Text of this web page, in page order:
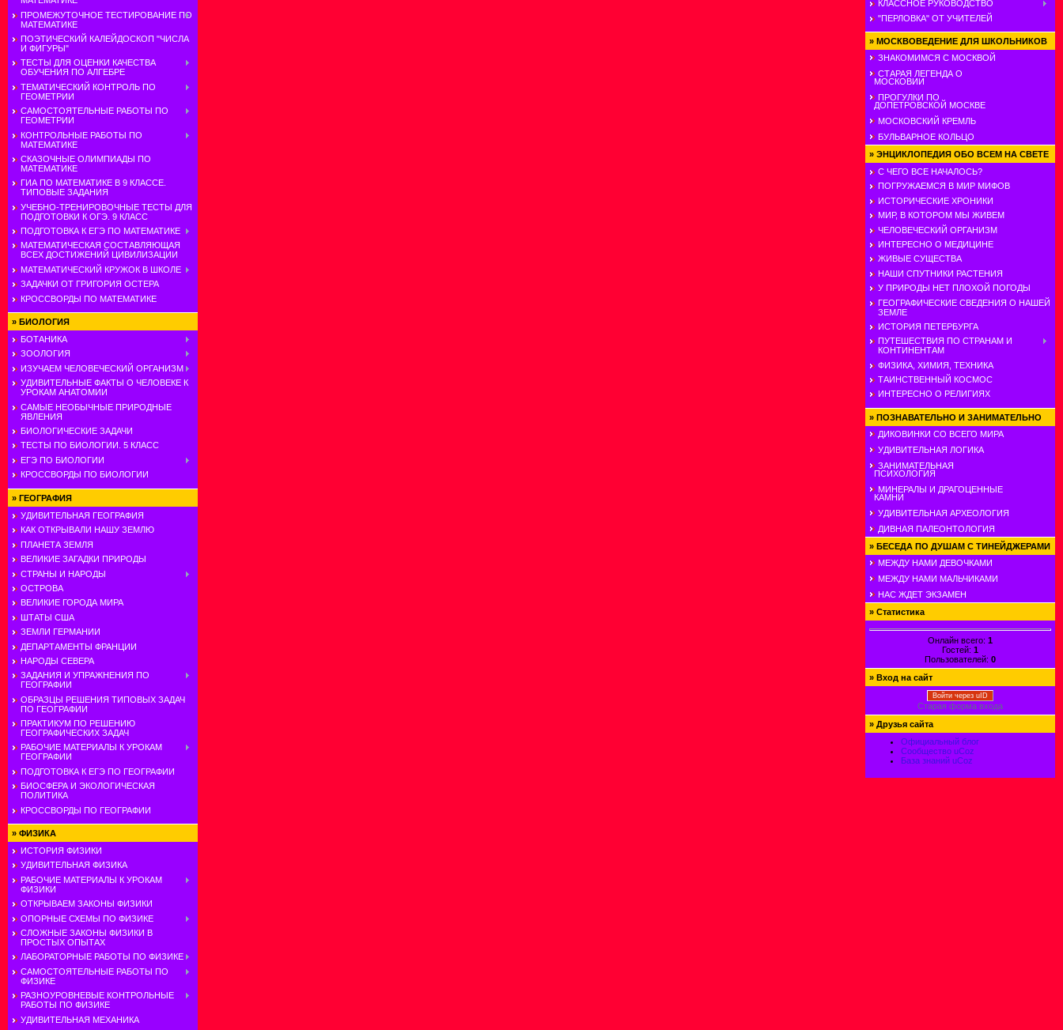
ПРОМЕЖУТОЧНОЕ ТЕСТИРОВАНИЕ ПО
МАТЕМАТИКЕ
ПОЭТИЧЕСКИЙ КАЛЕЙДОСКОП "ЧИСЛА
И ФИГУРЫ"
ТЕСТЫ ДЛЯ ОЦЕНКИ КАЧЕСТВА
ОБУЧЕНИЯ ПО АЛГЕБРЕ
ТЕМАТИЧЕСКИЙ КОНТРОЛЬ ПО
ГЕОМЕТРИИ
САМОСТОЯТЕЛЬНЫЕ РАБОТЫ ПО
ГЕОМЕТРИИ
КОНТРОЛЬНЫЕ РАБОТЫ ПО
МАТЕМАТИКЕ
СКАЗОЧНЫЕ ОЛИМПИАДЫ ПО
МАТЕМАТИКЕ
ГИА ПО МАТЕМАТИКЕ В 9 КЛАССЕ.
ТИПОВЫЕ ЗАДАНИЯ
УЧЕБНО-ТРЕНИРОВОЧНЫЕ ТЕСТЫ ДЛЯ
ПОДГОТОВКИ К ОГЭ. 9 КЛАСС
ПОДГОТОВКА К ЕГЭ ПО МАТЕМАТИКЕ
МАТЕМАТИЧЕСКАЯ СОСТАВЛЯЮЩАЯ
ВСЕХ ДОСТИЖЕНИЙ ЦИВИЛИЗАЦИИ
МАТЕМАТИЧЕСКИЙ КРУЖОК В ШКОЛЕ
ЗАДАЧКИ ОТ ГРИГОРИЯ ОСТЕРА
КРОССВОРДЫ ПО МАТЕМАТИКЕ
» БИОЛОГИЯ
БОТАНИКА
ЗООЛОГИЯ
ИЗУЧАЕМ ЧЕЛОВЕЧЕСКИЙ ОРГАНИЗМ
УДИВИТЕЛЬНЫЕ ФАКТЫ О ЧЕЛОВЕКЕ К
УРОКАМ АНАТОМИИ
САМЫЕ НЕОБЫЧНЫЕ ПРИРОДНЫЕ
ЯВЛЕНИЯ
БИОЛОГИЧЕСКИЕ ЗАДАЧИ
ТЕСТЫ ПО БИОЛОГИИ. 5 КЛАСС
ЕГЭ ПО БИОЛОГИИ
КРОССВОРДЫ ПО БИОЛОГИИ
» ГЕОГРАФИЯ
УДИВИТЕЛЬНАЯ ГЕОГРАФИЯ
КАК ОТКРЫВАЛИ НАШУ ЗЕМЛЮ
ПЛАНЕТА ЗЕМЛЯ
ВЕЛИКИЕ ЗАГАДКИ ПРИРОДЫ
СТРАНЫ И НАРОДЫ
ОСТРОВА
ВЕЛИКИЕ ГОРОДА МИРА
ШТАТЫ США
ЗЕМЛИ ГЕРМАНИИ
ДЕПАРТАМЕНТЫ ФРАНЦИИ
НАРОДЫ СЕВЕРА
ЗАДАНИЯ И УПРАЖНЕНИЯ ПО
ГЕОГРАФИИ
ОБРАЗЦЫ РЕШЕНИЯ ТИПОВЫХ ЗАДАЧ
ПО ГЕОГРАФИИ
ПРАКТИКУМ ПО РЕШЕНИЮ
ГЕОГРАФИЧЕСКИХ ЗАДАЧ
РАБОЧИЕ МАТЕРИАЛЫ К УРОКАМ
ГЕОГРАФИИ
ПОДГОТОВКА К ЕГЭ ПО ГЕОГРАФИИ
БИОСФЕРА И ЭКОЛОГИЧЕСКАЯ
ПОЛИТИКА
КРОССВОРДЫ ПО ГЕОГРАФИИ
» ФИЗИКА
ИСТОРИЯ ФИЗИКИ
УДИВИТЕЛЬНАЯ ФИЗИКА
РАБОЧИЕ МАТЕРИАЛЫ К УРОКАМ
ФИЗИКИ
ОТКРЫВАЕМ ЗАКОНЫ ФИЗИКИ
ОПОРНЫЕ СХЕМЫ ПО ФИЗИКЕ
СЛОЖНЫЕ ЗАКОНЫ ФИЗИКИ В
ПРОСТЫХ ОПЫТАХ
ЛАБОРАТОРНЫЕ РАБОТЫ ПО ФИЗИКЕ
САМОСТОЯТЕЛЬНЫЕ РАБОТЫ ПО
ФИЗИКЕ
РАЗНОУРОВНЕВЫЕ КОНТРОЛЬНЫЕ
РАБОТЫ ПО ФИЗИКЕ
УДИВИТЕЛЬНАЯ МЕХАНИКА
КЛАССНОЕ РУКОВОДСТВО
"ПЕРЛОВКА" ОТ УЧИТЕЛЕЙ
» МОСКВОВЕДЕНИЕ ДЛЯ ШКОЛЬНИКОВ
ЗНАКОМИМСЯ С МОСКВОЙ
СТАРАЯ ЛЕГЕНДА О
МОСКОВИИ
ПРОГУЛКИ ПО
ДОПЕТРОВСКОЙ МОСКВЕ
МОСКОВСКИЙ КРЕМЛЬ
БУЛЬВАРНОЕ КОЛЬЦО
» ЭНЦИКЛОПЕДИЯ ОБО ВСЕМ НА СВЕТЕ
С ЧЕГО ВСЕ НАЧАЛОСЬ?
ПОГРУЖАЕМСЯ В МИР МИФОВ
ИСТОРИЧЕСКИЕ ХРОНИКИ
МИР, В КОТОРОМ МЫ ЖИВЕМ
ЧЕЛОВЕЧЕСКИЙ ОРГАНИЗМ
ИНТЕРЕСНО О МЕДИЦИНЕ
ЖИВЫЕ СУЩЕСТВА
НАШИ СПУТНИКИ РАСТЕНИЯ
У ПРИРОДЫ НЕТ ПЛОХОЙ ПОГОДЫ
ГЕОГРАФИЧЕСКИЕ СВЕДЕНИЯ О НАШЕЙ
ЗЕМЛЕ
ИСТОРИЯ ПЕТЕРБУРГА
ПУТЕШЕСТВИЯ ПО СТРАНАМ И
КОНТИНЕНТАМ
ФИЗИКА, ХИМИЯ, ТЕХНИКА
ТАИНСТВЕННЫЙ КОСМОС
ИНТЕРЕСНО О РЕЛИГИЯХ
» ПОЗНАВАТЕЛЬНО И ЗАНИМАТЕЛЬНО
ДИКОВИНКИ СО ВСЕГО МИРА
УДИВИТЕЛЬНАЯ ЛОГИКА
ЗАНИМАТЕЛЬНАЯ
ПСИХОЛОГИЯ
МИНЕРАЛЫ И ДРАГОЦЕННЫЕ
КАМНИ
УДИВИТЕЛЬНАЯ АРХЕОЛОГИЯ
ДИВНАЯ ПАЛЕОНТОЛОГИЯ
» БЕСЕДА ПО ДУШАМ С ТИНЕЙДЖЕРАМИ
МЕЖДУ НАМИ ДЕВОЧКАМИ
МЕЖДУ НАМИ МАЛЬЧИКАМИ
НАС ЖДЕТ ЭКЗАМЕН
» Статистика
Онлайн всего: 1
Гостей: 1
Пользователей: 0
» Вход на сайт
Войти через uID
Старая форма входа
» Друзья сайта
Официальный блог
Сообщество uCoz
База знаний uCoz